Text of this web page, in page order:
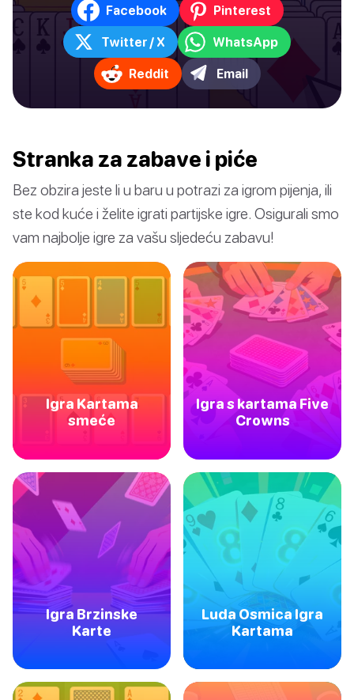
Facebook Pinterest
Twitter / X WhatsApp
Reddit Email
Stranka za zabave i piće
Bez obzira jeste li u baru u potrazi za igrom pijenja, ili
ste kod kuće i želite igrati partijske igre. Osigurali smo
vam najbolje igre za vašu sljedeću zabavu!
Igra Kartama
smeće
Igra s kartama Five
Crowns
Igra Brzinske
Karte
Luda Osmica Igra
Kartama